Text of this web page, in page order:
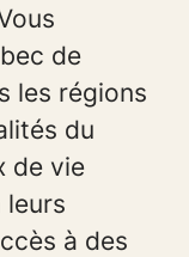
de
les régions
du
de vie
leurs
à des